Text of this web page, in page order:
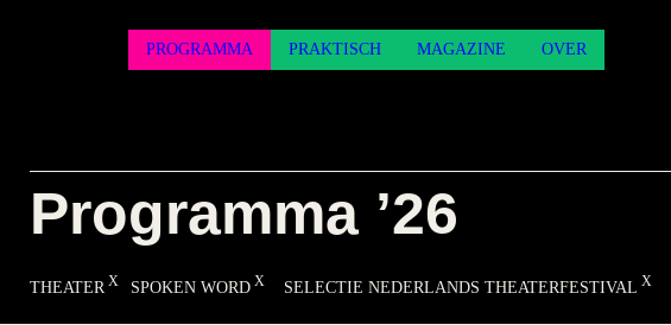
PROGRAMMA PRAKTISCH MAGAZINE OVER
Programma ’26
THEATER SPOKEN WORD SELECTIE NEDERLANDS THEATERFESTIVAL